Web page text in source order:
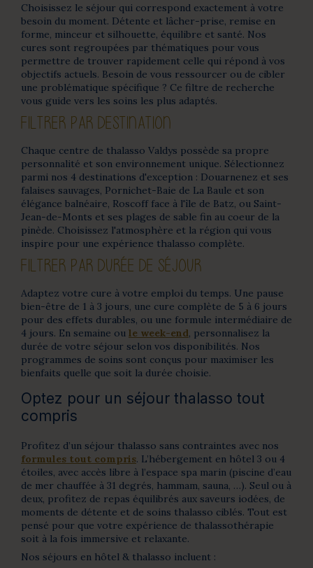
Choisissez le séjour qui correspond exactement à votre
besoin du moment. Détente et lâcher-prise, remise en
forme, minceur et silhouette, équilibre et santé. Nos
cures sont regroupées par thématiques pour vous
permettre de trouver rapidement celle qui répond à vos
objectifs actuels. Besoin de vous ressourcer ou de cibler
une problématique spécifique ? Ce filtre de recherche
vous guide vers les soins les plus adaptés.
FILTRER PAR DESTINATION
Chaque centre de thalasso Valdys possède sa propre
personnalité et son environnement unique. Sélectionnez
parmi nos 4 destinations d'exception : Douarnenez et ses
falaises sauvages, Pornichet-Baie de La Baule et son
élégance balnéaire, Roscoff face à l'île de Batz, ou Saint-
Jean-de-Monts et ses plages de sable fin au coeur de la
pinède. Choisissez l'atmosphère et la région qui vous
inspire pour une expérience thalasso complète.
FILTRER PAR DURÉE DE SÉJOUR
Adaptez votre cure à votre emploi du temps. Une pause
bien-être de 1 à 3 jours, une cure complète de 5 à 6 jours
pour des effets durables, ou une formule intermédiaire de
4 jours. En semaine ou le week-end, personnalisez la
durée de votre séjour selon vos disponibilités. Nos
programmes de soins sont conçus pour maximiser les
bienfaits quelle que soit la durée choisie.
Optez pour un séjour thalasso tout
compris
Profitez d’un séjour thalasso sans contraintes avec nos
formules tout compris. L’hébergement en hôtel 3 ou 4
étoiles, avec accès libre à l’espace spa marin (piscine d’eau
de mer chauffée à 31 degrés, hammam, sauna, …). Seul ou à
deux, profitez de repas équilibrés aux saveurs iodées, de
moments de détente et de soins thalasso ciblés. Tout est
pensé pour que votre expérience de thalassothérapie
soit à la fois immersive et relaxante.
Nos séjours en hôtel & thalasso incluent :